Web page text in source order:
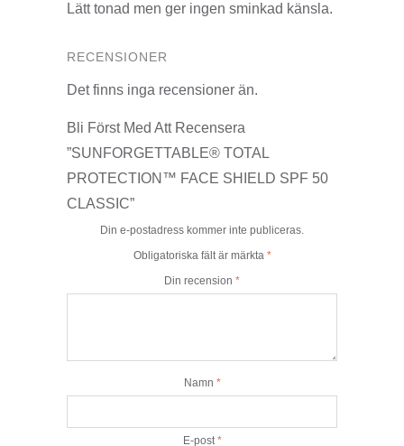
Lätt tonad men ger ingen sminkad känsla.
RECENSIONER
Det finns inga recensioner än.
Bli Först Med Att Recensera
”SUNFORGETTABLE® TOTAL
PROTECTION™ FACE SHIELD SPF 50
CLASSIC”
Din e-postadress kommer inte publiceras.
Obligatoriska fält är märkta *
Din recension *
Namn *
E-post*